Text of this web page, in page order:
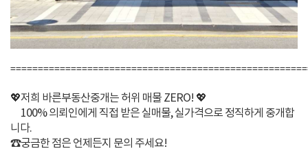
💖저희 바른부동산중개는 허위 매물 ZERO! 💖
100% 의뢰인에게 직접 받은 실매물, 실가격으로 정직하게 중개합
니다.
☎️궁금한 점은 언제든지 문의 주세요!